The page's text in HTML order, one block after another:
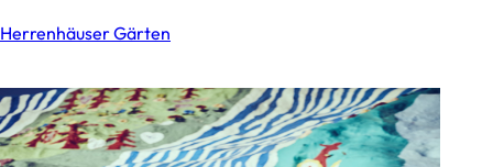
Herrenhäuser Gärten